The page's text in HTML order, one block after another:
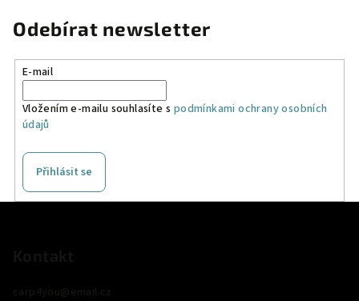
Odebírat newsletter
E-mail
Vložením e-mailu souhlasíte s podmínkami ochrany osobních
údajů
Přihlásit se